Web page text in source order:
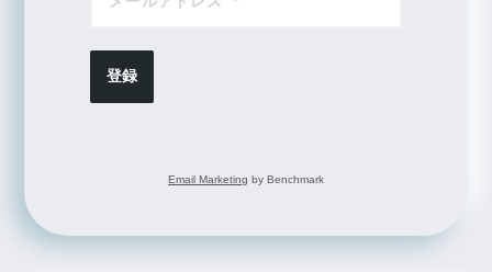
登録
Email Marketing by Benchmark